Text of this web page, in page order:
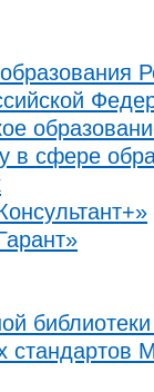
в сфере